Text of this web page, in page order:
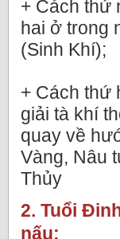
+ Cách thứ
hai ở trong
(Sinh Khí);
+ Cách thứ
giải tà khí
quay về
Vàng, Nâu
Thủy
2. Tuổi
nấu: